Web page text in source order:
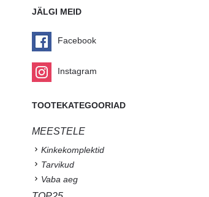
JÄLGI MEID
Facebook
Instagram
TOOTEKATEGOORIAD
MEESTELE
Kinkekomplektid
Tarvikud
Vaba aeg